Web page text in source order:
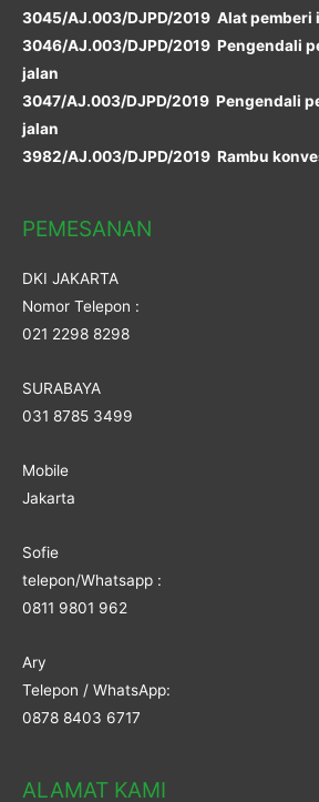
3045/AJ.003/DJPD/2019 Alat pemberi
3046/AJ.003/DJPD/2019 Pengendali
jalan
3047/AJ.003/DJPD/2019 Pengendali
jalan
3982/AJ.003/DJPD/2019 Rambu
PEMESANAN
DKI JAKARTA
Nomor Telepon :
021 2298 8298
SURABAYA
031 8785 3499
Mobile
Jakarta
Sofie
telepon/Whatsapp :
0811 9801 962
Ary
Telepon / WhatsApp:
0878 8403 6717
ALAMAT KAMI